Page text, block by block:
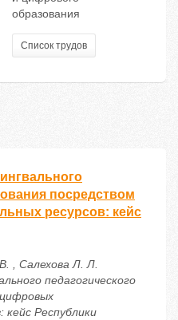
образования
Список трудов
посредством
ресурсов: кейс
, Салехова Л. Л.
педагогического
кейс Республики